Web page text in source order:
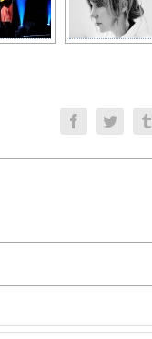
FacebookTwitter